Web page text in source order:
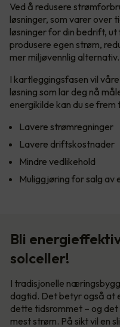
Ved å redusere
løsninger, som varer over
løsninger for din bedrift, ut
produsere egen strøm,
mer miljøvennlig alternativ.
I kartleggingsfasen vil
løsning som lar deg nå
energikilde kan du se frem
Lavere strømregninger
Lavere driftskostnader
Mindre vedlikehold
Muliggjøring for salg av
Bli
solceller!
I tradisjonelle
dagtid. Det betyr også at
dette tidsrommet – og
mest strøm. På sikt vil en